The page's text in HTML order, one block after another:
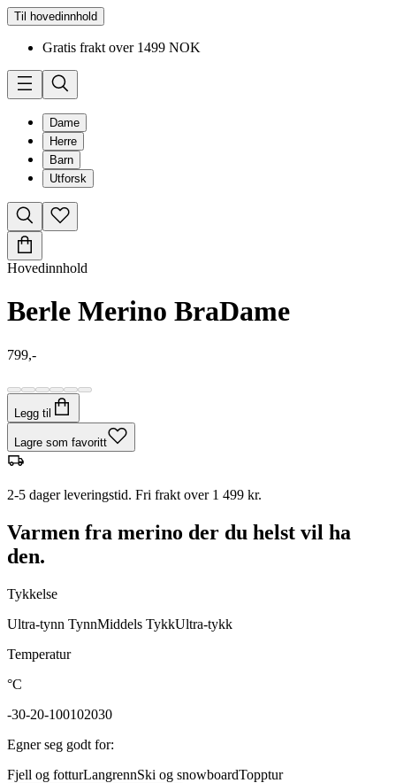
Til hovedinnhold
Gratis frakt over 1499 NOK
Dame
Herre
Barn
Utforsk
Hovedinnhold
Berle Merino BraDame
799,-
Legg til
Lagre som favoritt
2-5 dager leveringstid. Fri frakt over 1 499 kr.
Varmen fra merino der du helst vil ha
den.
Tykkelse
Ultra-tynn TynnMiddels TykkUltra-tykk
Temperatur
°C
-30-20-100102030
Egner seg godt for:
Fjell og fotturLangrennSki og snowboardTopptur